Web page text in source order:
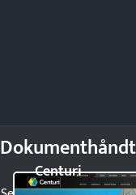
Centuri